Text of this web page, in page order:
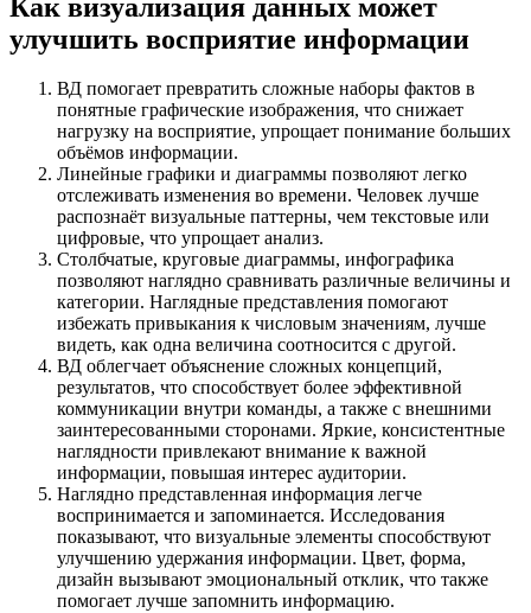
Как визуализация данных может
улучшить восприятие информации
ВД помогает превратить сложные наборы фактов в
понятные графические изображения, что снижает
нагрузку на восприятие, упрощает понимание больших
объёмов информации.
Линейные графики и диаграммы позволяют легко
отслеживать изменения во времени. Человек лучше
распознаёт визуальные паттерны, чем текстовые или
цифровые, что упрощает анализ.
Столбчатые, круговые диаграммы, инфографика
позволяют наглядно сравнивать различные величины и
категории. Наглядные представления помогают
избежать привыкания к числовым значениям, лучше
видеть, как одна величина соотносится с другой.
ВД облегчает объяснение сложных концепций,
результатов, что способствует более эффективной
коммуникации внутри команды, а также с внешними
заинтересованными сторонами. Яркие, консистентные
наглядности привлекают внимание к важной
информации, повышая интерес аудитории.
Наглядно представленная информация легче
воспринимается и запоминается. Исследования
показывают, что визуальные элементы способствуют
улучшению удержания информации. Цвет, форма,
дизайн вызывают эмоциональный отклик, что также
помогает лучше запомнить информацию.